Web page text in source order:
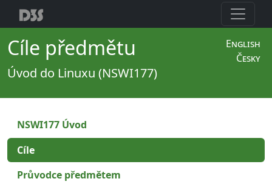
English
Česky
Cíle předmětu
Úvod do Linuxu (NSWI177)
NSWI177 Úvod
Cíle
Průvodce předmětem